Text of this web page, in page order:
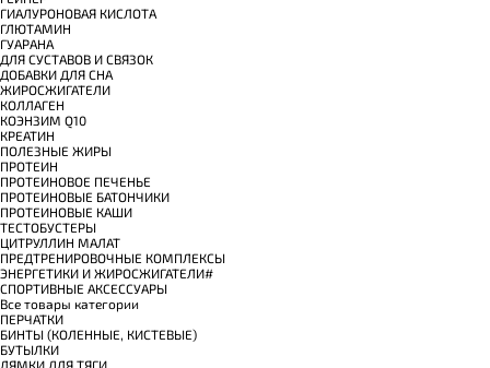
ГИАЛУРОНОВАЯ КИСЛОТА
ГЛЮТАМИН
ГУАРАНА
ДЛЯ СУСТАВОВ И СВЯЗОК
ДОБАВКИ ДЛЯ СНА
ЖИРОСЖИГАТЕЛИ
КОЛЛАГЕН
КОЭНЗИМ Q10
КРЕАТИН
ПОЛЕЗНЫЕ ЖИРЫ
ПРОТЕИН
ПРОТЕИНОВОЕ ПЕЧЕНЬЕ
ПРОТЕИНОВЫЕ БАТОНЧИКИ
ПРОТЕИНОВЫЕ КАШИ
ТЕСТОБУСТЕРЫ
ЦИТРУЛЛИН МАЛАТ
ПРЕДТРЕНИРОВОЧНЫЕ КОМПЛЕКСЫ
ЭНЕРГЕТИКИ И ЖИРОСЖИГАТЕЛИ#
СПОРТИВНЫЕ АКСЕССУАРЫ
Все товары категории
ПЕРЧАТКИ
БИНТЫ (КОЛЕННЫЕ, КИСТЕВЫЕ)
БУТЫЛКИ
ЛЯМКИ ДЛЯ ТЯГИ